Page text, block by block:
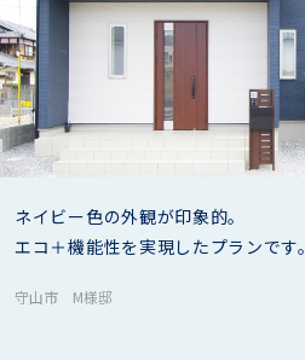
ネイビー色の外観が印象的。
エコ＋機能性を実現したプランです。
守山市 M様邸